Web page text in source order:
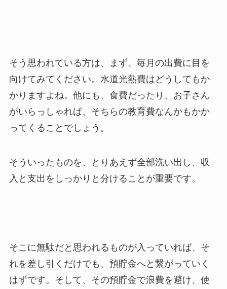
そう思われている方は、まず、毎月の出費に目を
向けてみてください。水道光熱費はどうしてもか
かりますよね。他にも、食費だったり、お子さん
がいらっしゃれば、そちらの教育費なんかもかか
ってくることでしょう。
そういったものを、とりあえず全部洗い出し、収
入と支出をしっかりと分けることが重要です。
そこに無駄だと思われるものが入っていれば、そ
れを差し引くだけでも、預貯金へと繋がっていく
はずです。そして、その預貯金で浪費を避け、使